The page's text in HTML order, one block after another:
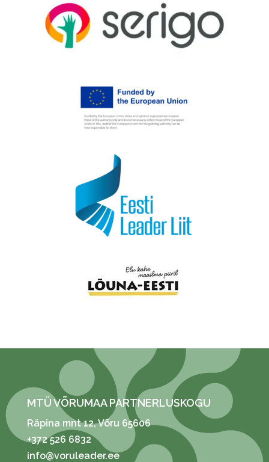
MTÜ VÕRUMAA PARTNERLUSKOGU
Räpina mnt 12, Võru 65606
+372 526 6832
info@voruleader.ee